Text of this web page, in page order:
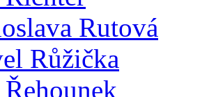
Rutová
Růžička
Řehounek